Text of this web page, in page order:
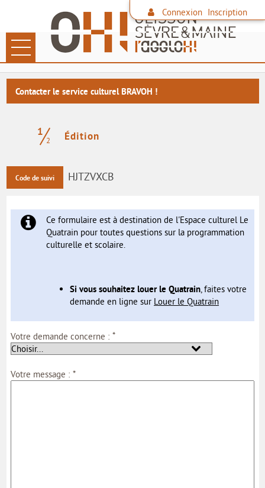
Connexion Inscription
Ouvrir le menu
LES DÉMARCHES
PAIEMENT EN LIGNE
DÉCHETS
CONTACTER L'AGGLO
SITE DE L'AGGLO
LES COMMUNES
MON PROFIL
MES DEMANDES
MON PORTE-DOCUMENTS
INTERNE
Contacter le service culturel BRAVOH !
Code de suivi HJTZVXCB
1
2 Édition(étape courante)
Ce formulaire est à destination de l'Espace culturel Le
Quatrain pour toutes questions sur la programmation
culturelle et scolaire.
Si vous souhaitez louer le Quatrain, faites votre
demande en ligne sur Louer le Quatrain
Votre demande concerne : *
Votre message : *